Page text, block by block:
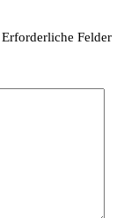
Erforderliche Felder